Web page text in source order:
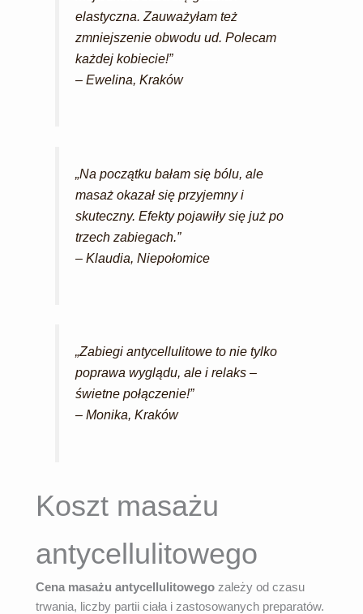
elastyczna. Zauważyłam też
zmniejszenie obwodu ud. Polecam
każdej kobiecie!”
–Ewelina, Kraków
„Na początku bałam się bólu, ale
masaż okazał się przyjemny i
skuteczny. Efekty pojawiły się już po
trzech zabiegach.”
– Klaudia, Niepołomice
„Zabiegi antycellulitowe to nie tylko
poprawa wyglądu, ale i relaks –
świetne połączenie!”
–Monika, Kraków
Koszt masażu
antycellulitowego
Cena masażu antycellulitowego zależy od czasu
trwania, liczby partii ciała i zastosowanych preparatów.